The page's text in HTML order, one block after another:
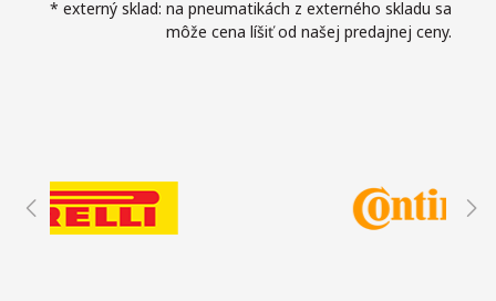
* externý sklad: na pneumatikách z externého skladu sa
môže cena líšiť od našej predajnej ceny.